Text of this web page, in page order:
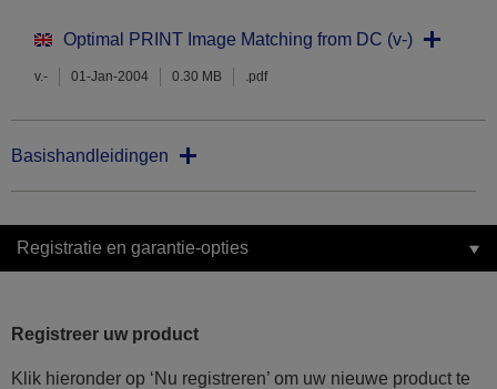
Optimal PRINT Image Matching from DC (v-)
v.- 01-Jan-2004 0.30 MB .pdf
Basishandleidingen
Registratie en garantie-opties
Registreer uw product
Klik hieronder op ‘Nu registreren’ om uw nieuwe product te